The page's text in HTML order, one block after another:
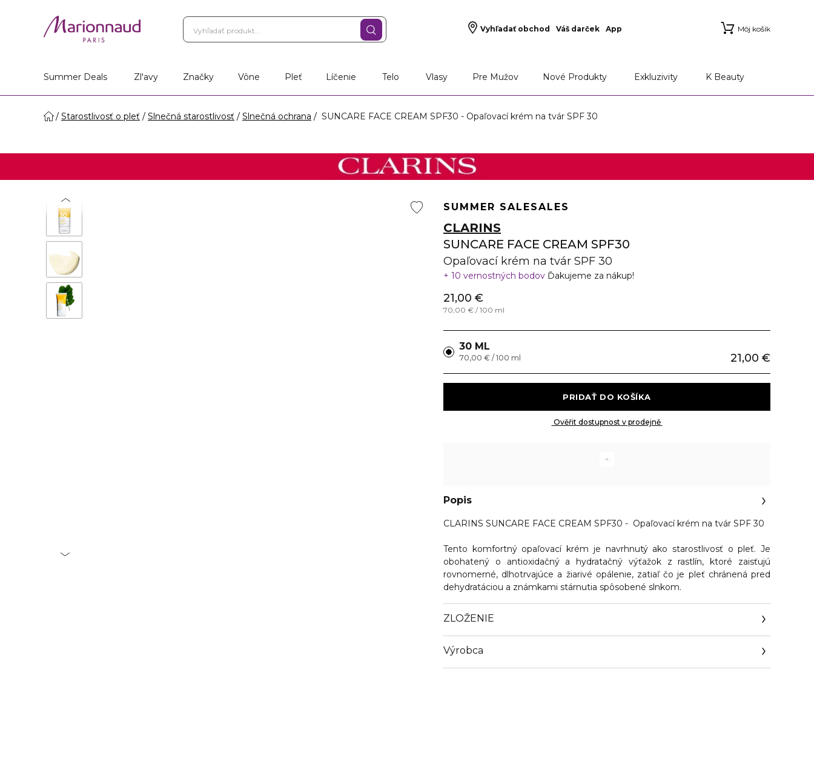
Vyhľadať obchod Váš darček App Môj košík
Summer Deals Zl'avy Značky Vône Pleť Líčenie Telo Vlasy Pre Mužov Nové Produkty Exkluzivity K Beauty
Starostlivosť o pleť Slnečná starostlivosť Slnečná ochrana SUNCARE FACE CREAM SPF30 - Opaľovací krém na tvár SPF 30
SUMMER SALESALES
CLARINS
SUNCARE FACE CREAM SPF30
Opaľovací krém na tvár SPF 30
10 vernostných bodov Ďakujeme za nákup!
21,00 €
70,00 € / 100 ml
30 ML
21,00 €
70,00 € / 100 ml
Ověřit dostupnost v prodejně
Popis
CLARINS SUNCARE FACE CREAM SPF30 - Opaľovací krém na tvár SPF 30
Tento komfortný opaľovací krém je navrhnutý ako starostlivosť o pleť. Je
obohatený o antioxidačný a hydratačný výťažok z rastlín, ktoré zaisťujú
rovnomerné, dlhotrvajúce a žiarivé opálenie, zatiaľ čo je pleť chránená pred
dehydratáciou a známkami stárnutia spôsobené slnkom.
ZLOŽENIE
Výrobca